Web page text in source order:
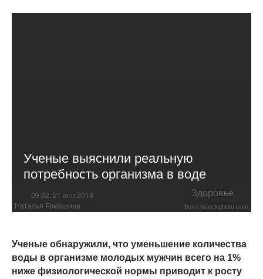
Ученые выяснили реальную
потребность организма в воде
09:32, 21 апр 2018 Здоровье
Наталья Ромашина Фото: istockphoto.com
Ученые обнаружили, что уменьшение количества
воды в организме молодых мужчин всего на 1%
ниже физиологической нормы приводит к росту